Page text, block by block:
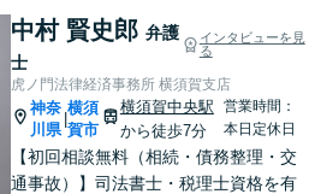
中村 賢史郎 弁護
士
インタビューを見
る
虎ノ門法律経済事務所 横須賀支店
神奈
川県
横須
賀市
横須賀中央駅
から徒歩7分
営業時間：
本日定休日
【初回相談無料（相続・債務整理・交
通事故）】司法書士・税理士資格を有